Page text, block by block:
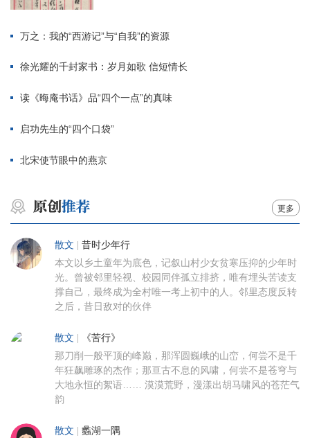
万之：我的“西游记”与“自我”的资源
徐光耀的千封家书：岁月如歌 信短情长
读《晦庵书话》品“四个一点”的真味
启功先生的“四个口袋”
北宋使节眼中的燕京
更多
散文 昔时少年行
本文以乡土童年为底色，记叙山村少女贫寒压抑的少年时
光。曾被邻里轻视、校园同伴孤立排挤，唯有埋头苦读支
撑自己，最终成为全村唯一考上初中的人。邻里态度反转
之后，昔日敌对的伙伴
散文 《苦行》
那刀削一般平顶的峰巅，那浑圆巍峨的山峦，何尝不是千
年狂飙雕琢的杰作；那亘古不息的风啸，何尝不是苍穹与
大地永恒的絮语…… 漠漠荒野，漫漾出胡马啸风的苍茫气
韵
散文 蠡湖一隅